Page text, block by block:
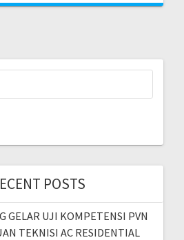
c
o
r
:
POSTS
GELAR UJI KOMPETENSI PVN
TEKNISI AC RESIDENTIAL